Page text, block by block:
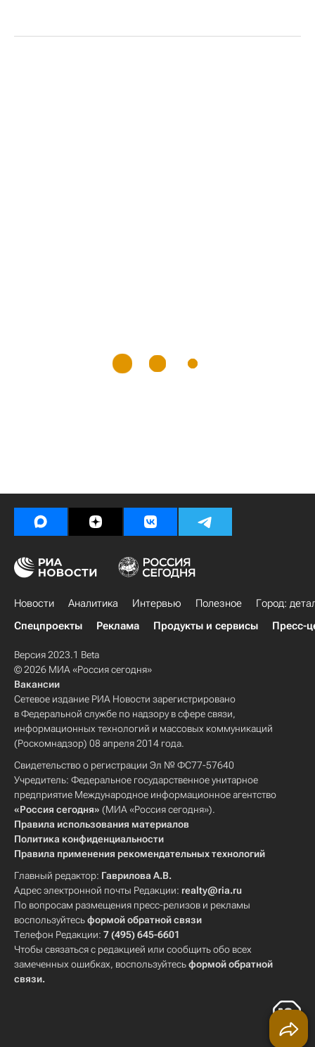
Новости Аналитика Интервью Полезное
Город:
Спецпроекты
Реклама Продукты и сервисы Пресс-
Версия 2023.1 Beta
© 2026 МИА «Россия сегодня»
Вакансии
Сетевое издание РИА Новости зарегистрировано
в Федеральной службе по надзору в сфере связи,
информационных технологий и массовых коммуникаций
(Роскомнадзор) 08 апреля 2014 года.
Свидетельство о регистрации Эл № ФС77-57640
Учредитель: Федеральное государственное унитарное
предприятие Международное информационное агентство
«Россия сегодня» (МИА «Россия сегодня»).
Правила использования материалов
Политика конфиденциальности
Правила применения рекомендательных технологий
Главный редактор: Гаврилова А.В.
Адрес электронной почты Редакции: realty@ria.ru
По вопросам размещения пресс-релизов и рекламы
воспользуйтесьформой обратной связи
Телефон Редакции: 7 (495) 645-6601
Чтобы связаться с редакцией или сообщить обо всех
замеченных ошибках, воспользуйтесьформой обратной
связи.